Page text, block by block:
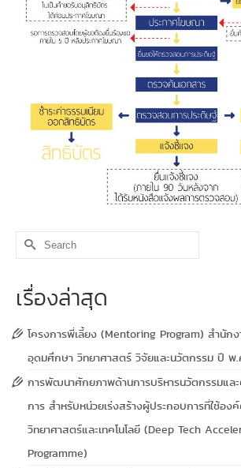
Search
for:
เรื่องล่าสุด
โครงการพี่เลี้ยง (Mentoring Program) สำนัก
อุดมศึกษา วิทยาศาสตร์ วิจัยและนวัตกรรม ปี พ.
การพัฒนาศักยภาพด้านการบริหารนวัตกรรมแล
การ สำหรับหน่วยเร่งสร้างผู้ประกอบการที่ใช้อง
วิทยาศาสตร์และเทคโนโลยี (Deep Tech
Programme)